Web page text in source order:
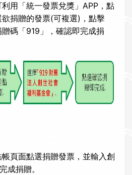
用「統一發票兌獎」APP，點
捐贈的發票(可複選)，點擊
贈碼「919」，確認即完成捐
頁面點選捐贈發票，並輸入創
成捐贈。